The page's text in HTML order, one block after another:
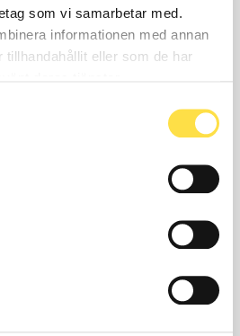
som vi samarbetar med.
informationen med annan
tillhandahållit eller som de har
KÖP
finns som delar hos
och varsamt renoverade
och icke original. Vi har delar
Entreprenadmaskiner och